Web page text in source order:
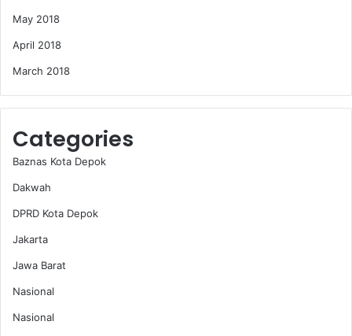
May 2018
April 2018
March 2018
Categories
Baznas Kota Depok
Dakwah
DPRD Kota Depok
Jakarta
Jawa Barat
Nasional
Nasional